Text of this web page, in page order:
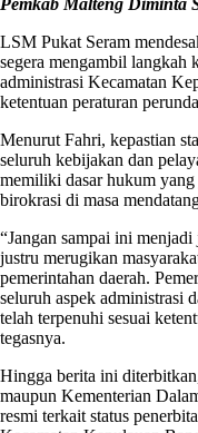
LSM Pukat Seram
segera mengambil langkah
administrasi Kecamatan
ketentuan peraturan
Menurut Fahri, kepastian
seluruh kebijakan dan
memiliki dasar hukum
birokrasi di masa
“Jangan sampai ini
justru merugikan
pemerintahan daerah.
seluruh aspek administrasi
telah terpenuhi sesuai
tegasnya.
Hingga berita ini
maupun Kementerian
resmi terkait status